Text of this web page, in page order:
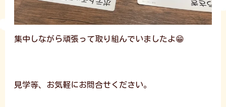
集中しながら頑張って取り組んでいましたよ😁
見学等、お気軽にお問合せください。